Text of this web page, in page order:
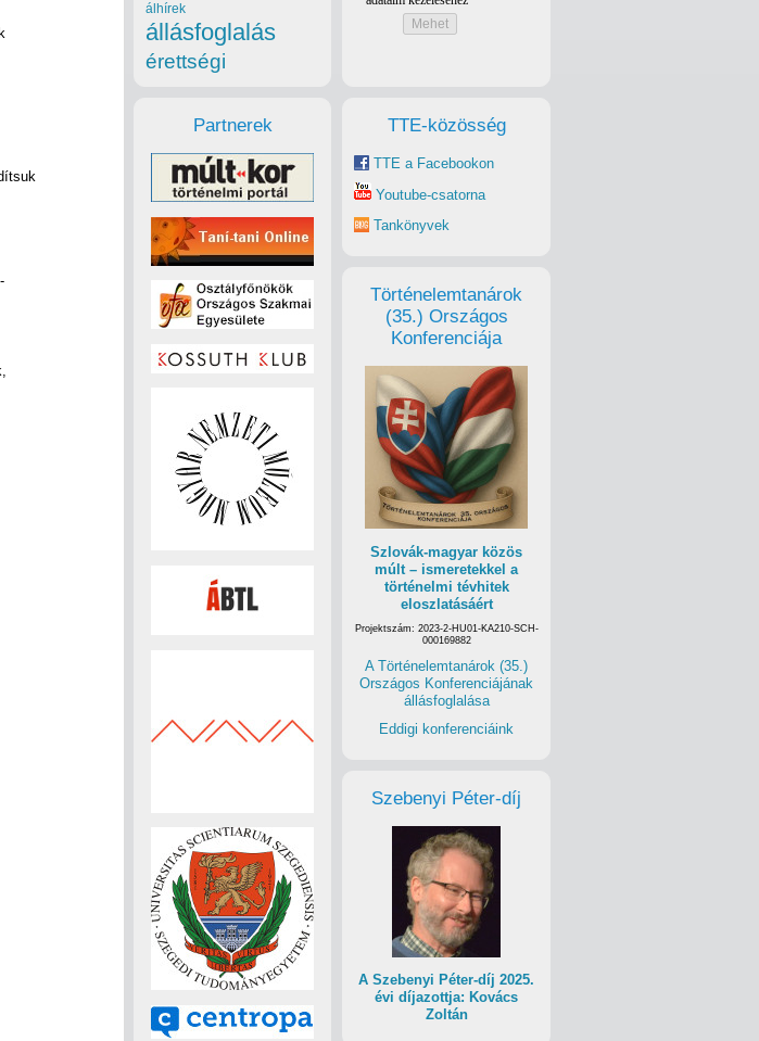
TTE-közösség
TTE a Facebookon
Youtube-csatorna
Tankönyvek
Történelemtanárok
(35.) Országos
Konferenciája
Szlovák-magyar közös
múlt – ismeretekkel a
történelmi tévhitek
eloszlatásáért
Projektszám: 2023-2-HU01-KA210-SCH-
000169882
A Történelemtanárok (35.)
Országos Konferenciájának
állásfoglalása
Eddigi konferenciáink
Szebenyi Péter-díj
A Szebenyi Péter-díj 2025.
évi díjazottja: Kovács
Zoltán
álhírek
állásfoglalás
érettségi
Partnerek